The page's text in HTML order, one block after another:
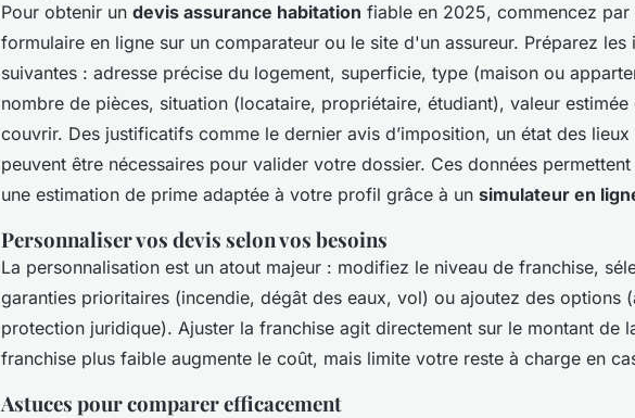
Pour obtenir un devis assurance habitation fiable en 2025, commencez par
formulaire en ligne sur un comparateur ou le site d'un assureur. Préparez les
suivantes : adresse précise du logement, superficie, type (maison ou
nombre de pièces, situation (locataire, propriétaire, étudiant), valeur estimée
couvrir. Des justificatifs comme le dernier avis d’imposition, un état des lieux
peuvent être nécessaires pour valider votre dossier. Ces données
une estimation de prime adaptée à votre profil grâce à un simulateur en
Personnaliser vos devis selon vos besoins
La personnalisation est un atout majeur : modifiez le niveau de franchise,
garanties prioritaires (incendie, dégât des eaux, vol) ou ajoutez des options
protection juridique). Ajuster la franchise agit directement sur le montant de
franchise plus faible augmente le coût, mais limite votre reste à charge en
Astuces pour comparer efficacement